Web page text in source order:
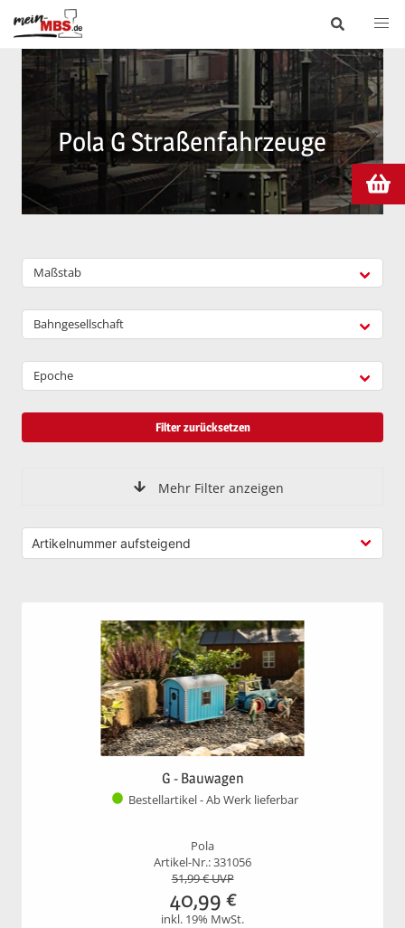
Pola G Straßenfahrzeuge
Maßstab
Bahngesellschaft
Epoche
Filter zurücksetzen
Mehr Filter anzeigen
G - Bauwagen
Bestellartikel - Ab Werk lieferbar
Pola
Artikel-Nr.: 331056
51,99€ UVP
40,99 €
inkl. 19% MwSt.